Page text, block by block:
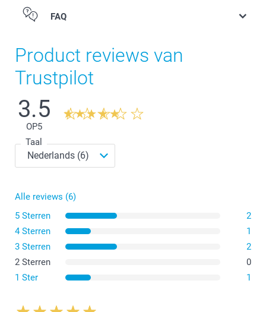
Brillenkoker
Brillenhoes
FAQ
Product reviews van
Trustpilot
3.5
OP5
Taal
Alle reviews (6)
5 Sterren
2
4 Sterren
1
3 Sterren
2
2 Sterren
0
1 Ster
1